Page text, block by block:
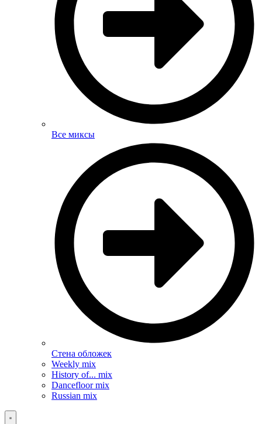
Все миксы
Стена обложек
Weekly mix
History of... mix
Dancefloor mix
Russian mix